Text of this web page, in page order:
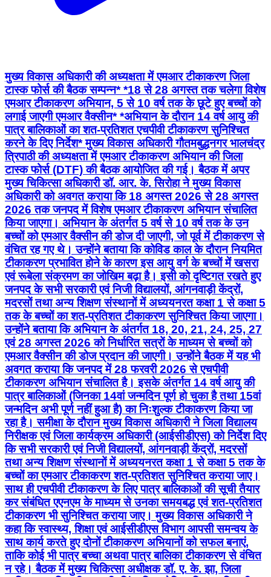
मुख्य विकास अधिकारी की अध्यक्षता में एमआर टीकाकरण जिला
टास्क फोर्स की बैठक सम्पन्न* *18 से 28 अगस्त तक चलेगा विशेष
एमआर टीकाकरण अभियान, 5 से 10 वर्ष तक के छूटे हुए बच्चों को
लगाई जाएगी एमआर वैक्सीन* *अभियान के दौरान 14 वर्ष आयु की
पात्र बालिकाओं का शत-प्रतिशत एचपीवी टीकाकरण सुनिश्चित
करने के दिए निर्देश* मुख्य विकास अधिकारी गौतमबुद्धनगर भालचंद्र
त्रिपाठी की अध्यक्षता में एमआर टीकाकरण अभियान की जिला
टास्क फोर्स (DTF) की बैठक आयोजित की गई। बैठक में अपर
मुख्य चिकित्सा अधिकारी डॉ. आर. के. सिरोहा ने मुख्य विकास
अधिकारी को अवगत कराया कि 18 अगस्त 2026 से 28 अगस्त
2026 तक जनपद में विशेष एमआर टीकाकरण अभियान संचालित
किया जाएगा। अभियान के अंतर्गत 5 वर्ष से 10 वर्ष तक के उन
बच्चों को एमआर वैक्सीन की डोज दी जाएगी, जो पूर्व में टीकाकरण से
वंचित रह गए थे। उन्होंने बताया कि कोविड काल के दौरान नियमित
टीकाकरण प्रभावित होने के कारण इस आयु वर्ग के बच्चों में खसरा
एवं रूबेला संक्रमण का जोखिम बढ़ा है। इसी को दृष्टिगत रखते हुए
जनपद के सभी सरकारी एवं निजी विद्यालयों, आंगनवाड़ी केंद्रों,
मदरसों तथा अन्य शिक्षण संस्थानों में अध्ययनरत कक्षा 1 से कक्षा 5
तक के बच्चों का शत-प्रतिशत टीकाकरण सुनिश्चित किया जाएगा।
उन्होंने बताया कि अभियान के अंतर्गत 18, 20, 21, 24, 25, 27
एवं 28 अगस्त 2026 को निर्धारित सत्रों के माध्यम से बच्चों को
एमआर वैक्सीन की डोज प्रदान की जाएगी। उन्होंने बैठक में यह भी
अवगत कराया कि जनपद में 28 फरवरी 2026 से एचपीवी
टीकाकरण अभियान संचालित है। इसके अंतर्गत 14 वर्ष आयु की
पात्र बालिकाओं (जिनका 14वां जन्मदिन पूर्ण हो चुका है तथा 15वां
जन्मदिन अभी पूर्ण नहीं हुआ है) का निःशुल्क टीकाकरण किया जा
रहा है। समीक्षा के दौरान मुख्य विकास अधिकारी ने जिला विद्यालय
निरीक्षक एवं जिला कार्यक्रम अधिकारी (आईसीडीएस) को निर्देश दिए
कि सभी सरकारी एवं निजी विद्यालयों, आंगनवाड़ी केंद्रों, मदरसों
तथा अन्य शिक्षण संस्थानों में अध्ययनरत कक्षा 1 से कक्षा 5 तक के
बच्चों का एमआर टीकाकरण शत-प्रतिशत सुनिश्चित कराया जाए।
साथ ही एचपीवी टीकाकरण के लिए पात्र बालिकाओं की सूची तैयार
कर संबंधित एएनएम के माध्यम से उनका समयबद्ध एवं शत-प्रतिशत
टीकाकरण भी सुनिश्चित कराया जाए। मुख्य विकास अधिकारी ने
कहा कि स्वास्थ्य, शिक्षा एवं आईसीडीएस विभाग आपसी समन्वय के
साथ कार्य करते हुए दोनों टीकाकरण अभियानों को सफल बनाएं,
ताकि कोई भी पात्र बच्चा अथवा पात्र बालिका टीकाकरण से वंचित
न रहे। बैठक में मुख्य चिकित्सा अधीक्षक डॉ. ए. के. झा, जिला